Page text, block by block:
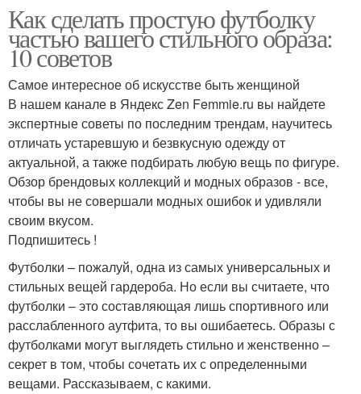
Как сделать простую футболку
частью вашего стильного образа:
10 советов
Самое интересное об искусстве быть женщиной
В нашем канале в Яндекс Zen Femmie.ru вы найдете
экспертные советы по последним трендам, научитесь
отличать устаревшую и безвкусную одежду от
актуальной, а также подбирать любую вещь по фигуре.
Обзор брендовых коллекций и модных образов - все,
чтобы вы не совершали модных ошибок и удивляли
своим вкусом.
Подпишитесь !
Футболки – пожалуй, одна из самых универсальных и
стильных вещей гардероба. Но если вы считаете, что
футболки – это составляющая лишь спортивного или
расслабленного аутфита, то вы ошибаетесь. Образы с
футболками могут выглядеть стильно и женственно –
секрет в том, чтобы сочетать их с определенными
вещами. Рассказываем, с какими.